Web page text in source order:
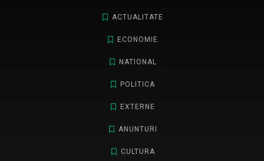
ACTUALITATE
ECONOMIE
NATIONAL
POLITICA
EXTERNE
ANUNTURI
CULTURA